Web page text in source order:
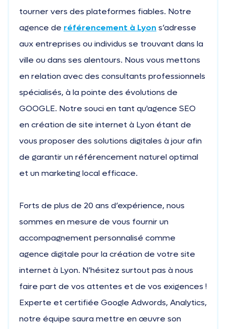
tourner vers des plateformes fiables. Notre
agence de référencement à Lyon s’adresse
aux entreprises ou individus se trouvant dans la
ville ou dans ses alentours. Nous vous mettons
en relation avec des consultants professionnels
spécialisés, à la pointe des évolutions de
GOOGLE. Notre souci en tant qu'agence SEO
en création de site internet à Lyon étant de
vous proposer des solutions digitales à jour afin
de garantir un référencement naturel optimal
et un marketing local efficace.
Forts de plus de 20 ans d’expérience, nous
sommes en mesure de vous fournir un
accompagnement personnalisé comme
agence digitale pour la création de votre site
internet à Lyon. N’hésitez surtout pas à nous
faire part de vos attentes et de vos exigences !
Experte et certifiée Google Adwords, Analytics,
notre équipe saura mettre en œuvre son